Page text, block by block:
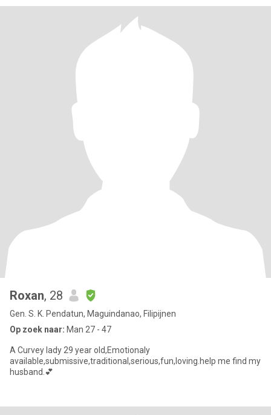
Roxan, 28
Gen. S. K. Pendatun, Maguindanao, Filipijnen
Op zoek naar: Man 27 - 47
A Curvey lady 29 year old,Emotionaly
available,submissive,traditional,serious,fun,loving.help me find my
husband.💕